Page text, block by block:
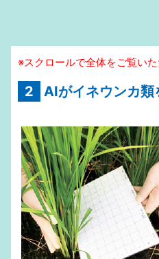
※スクロールで全体をご覧い
2 AIがイネウンカ類